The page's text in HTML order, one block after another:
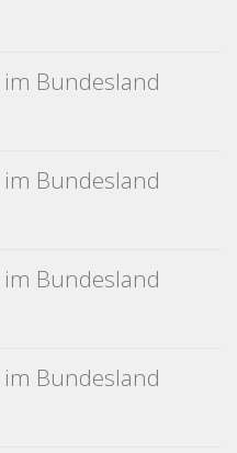
Bundesland
Bundesland
Bundesland
Bundesland